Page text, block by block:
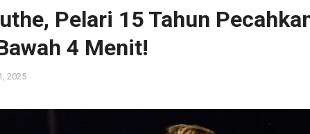
Pelari 15 Tahun
4 Menit!
2025